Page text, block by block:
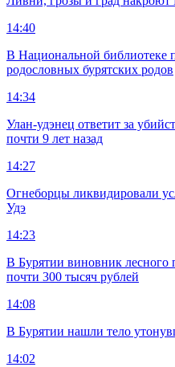
14:40
В Национальной библиотеке
родословных бурятских родов
14:34
Улан-удэнец ответит за
почти 9 лет назад
14:27
Огнеборцы ликвидировали
Удэ
14:23
В Бурятии виновник лесного
почти 300 тысяч рублей
14:08
В Бурятии нашли тело
14:02